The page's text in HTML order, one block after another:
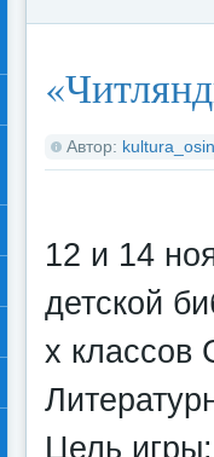
Автор:
12 и 14
детской
х
Цель